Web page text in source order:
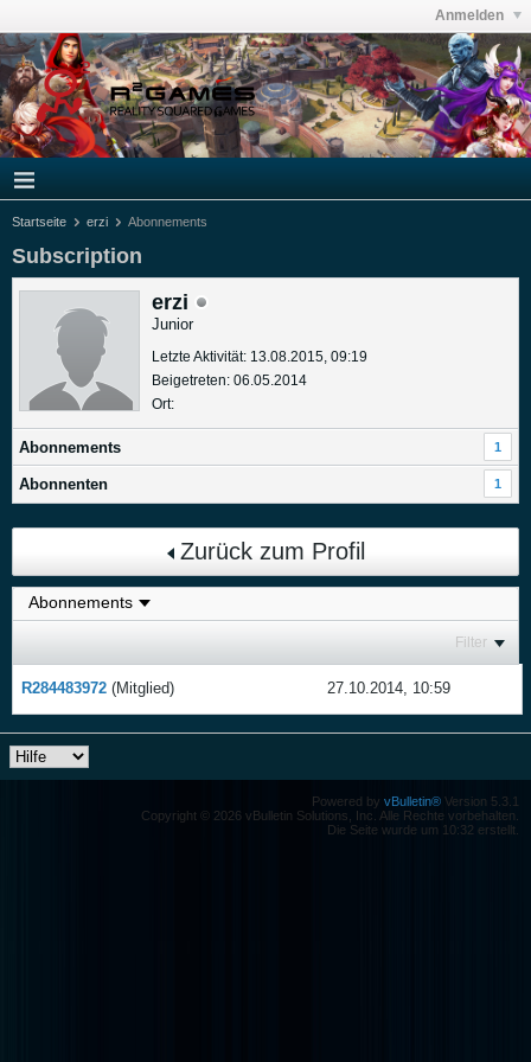
Anmelden
Startseite erzi Abonnements
Subscription
erzi
Junior
Letzte Aktivität: 13.08.2015, 09:19
Beigetreten: 06.05.2014
Ort:
Abonnements 1
Abonnenten 1
Zurück zum Profil
Filter
R284483972 (Mitglied) 27.10.2014, 10:59
Powered by vBulletin® Version 5.3.1
Copyright © 2026 vBulletin Solutions, Inc. Alle Rechte vorbehalten.
Die Seite wurde um 10:32 erstellt.